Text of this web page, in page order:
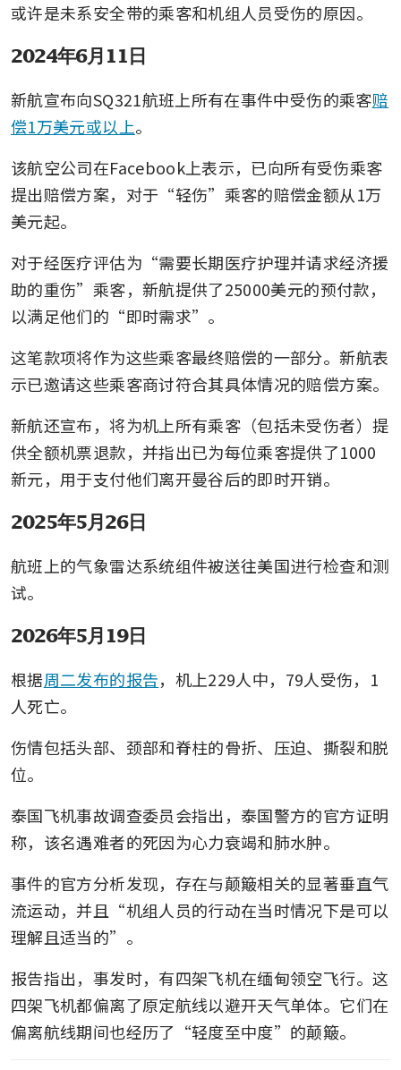
或许是未系安全带的乘客和机组人员受伤的原因。
2024年6月11日
新航宣布向SQ321航班上所有在事件中受伤的乘客赔
偿1万美元或以上。
该航空公司在Facebook上表示，已向所有受伤乘客
提出赔偿方案，对于“轻伤”乘客的赔偿金额从1万
美元起。
对于经医疗评估为“需要长期医疗护理并请求经济援
助的重伤”乘客，新航提供了25000美元的预付款，
以满足他们的“即时需求”。
这笔款项将作为这些乘客最终赔偿的一部分。新航表
示已邀请这些乘客商讨符合其具体情况的赔偿方案。
新航还宣布，将为机上所有乘客（包括未受伤者）提
供全额机票退款，并指出已为每位乘客提供了1000
新元，用于支付他们离开曼谷后的即时开销。
2025年5月26日
航班上的气象雷达系统组件被送往美国进行检查和测
试。
2026年5月19日
根据周二发布的报告，机上229人中，79人受伤，1
人死亡。
伤情包括头部、颈部和脊柱的骨折、压迫、撕裂和脱
位。
泰国飞机事故调查委员会指出，泰国警方的官方证明
称，该名遇难者的死因为心力衰竭和肺水肿。
事件的官方分析发现，存在与颠簸相关的显著垂直气
流运动，并且“机组人员的行动在当时情况下是可以
理解且适当的”。
报告指出，事发时，有四架飞机在缅甸领空飞行。这
四架飞机都偏离了原定航线以避开天气单体。它们在
偏离航线期间也经历了“轻度至中度”的颠簸。